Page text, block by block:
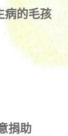
病的毛孩
捐助